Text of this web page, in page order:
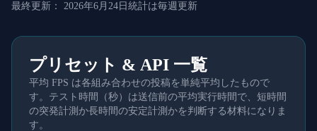
最終更新： 2026年6月24日 統計は毎週更新
プリセット & API 一覧
平均 FPS は各組み合わせの投稿を単純平均したもので
す。テスト時間（秒）は送信前の平均実行時間で、短時間
の突発計測か長時間の安定計測かを判断する材料になりま
す。